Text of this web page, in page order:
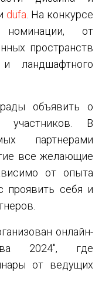
düfa . На конкурсе
номинации, от
пространств
ландшафтного
объявить о
участников. В
партнерами
все желающие
от опыта
проявить себя и
онлайн-
2024", где
от ведущих